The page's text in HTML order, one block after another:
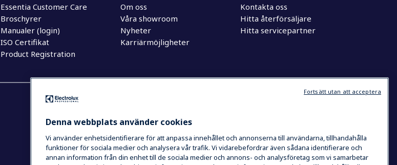
Essentia Customer Care
Broschyrer
Manualer (login)
ISO Certifikat
Product Registration
Om oss
Våra showroom
Nyheter
Karriärmöjligheter
Kontakta oss
Hitta återförsäljare
Hitta servicepartner
Denna webbplats använder cookies
Vi använder enhetsidentifierare för att anpassa innehållet och annonserna till användarna, tillhandahålla
funktioner för sociala medier och analysera vår trafik. Vi vidarebefordrar även sådana identifierare och
annan information från din enhet till de sociala medier och annons- och analysföretag som vi samarbetar
Fortsätt utan att acceptera